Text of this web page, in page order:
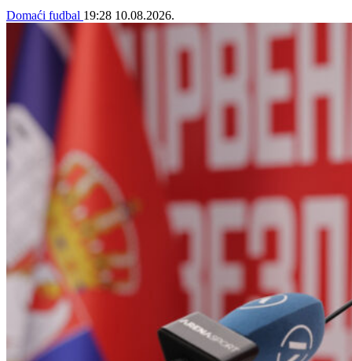
Domaći fudbal 19:28 10.08.2026.